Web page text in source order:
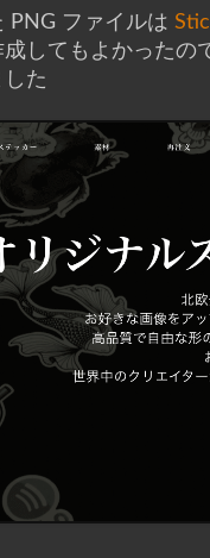
PNG ファイルは
成してもよかったの
した